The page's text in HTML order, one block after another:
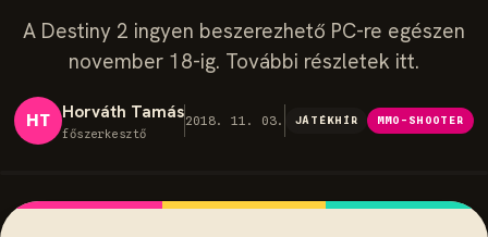
A Destiny 2 ingyen beszerezhető PC-re egészen
november 18-ig. További részletek itt.
HT Horváth Tamás
főszerkesztő
2018. 11. 03. JÁTÉKHÍR MMO-SHOOTER